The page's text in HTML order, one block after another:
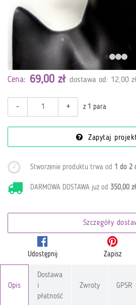
Cena: 69,00 zł dostawa od: 12,00
- + z 1 para
Zapytaj
Stworzenie produktu trwa od 1 do 2
DARMOWA DOSTAWA już od350,00 zł
Szczegóły
Udostępnij Zapisz
Opis
Dostawa
i
płatność
Zwroty GPSR